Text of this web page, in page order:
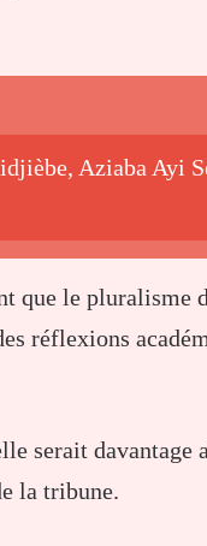
Aziaba Ayi
que le pluralisme
réflexions
serait davantage
la tribune.